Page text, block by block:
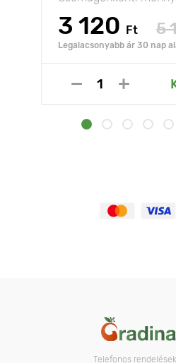
3 120 Ft 5
Legalacsonyabb ár 30 nap
Telefonos